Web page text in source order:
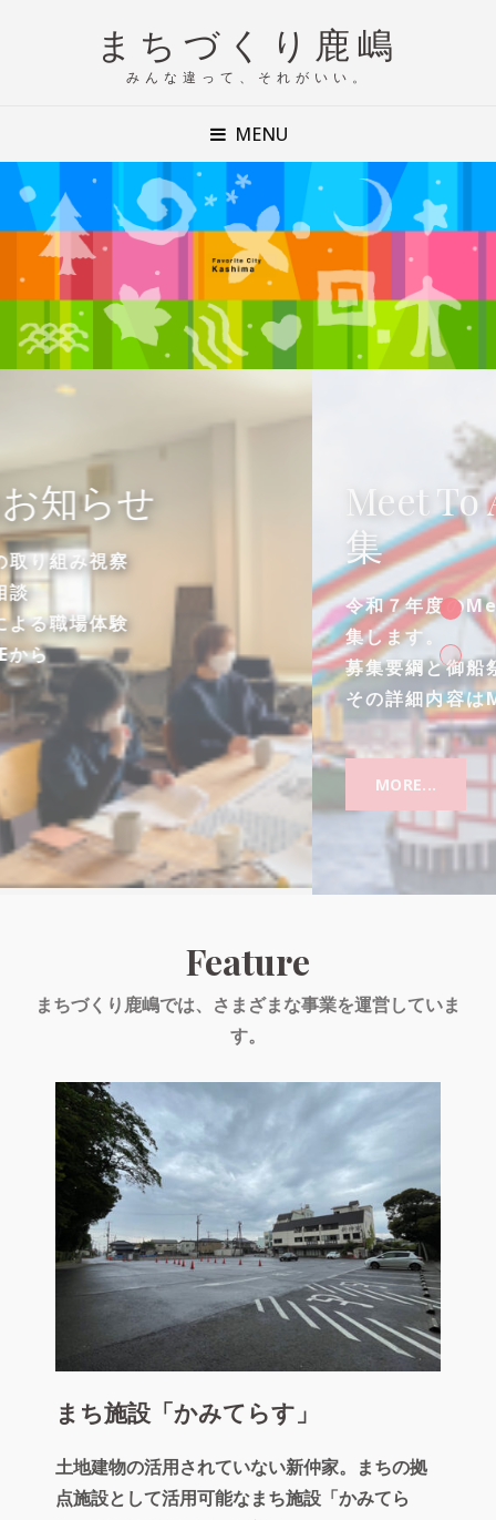
まちづくり鹿嶋
みんな違って、それがいい。
MENU
Meet To Art 「御船祭」募
集
令和７年度のMeet to Artは「御船祭」を募
集します。
募集要綱と御船祭絵について
その詳細内容はMOREから
MORE...
Feature
まちづくり鹿嶋では、さまざまな事業を運営していま
す。
まち施設「かみてらす」
土地建物の活用されていない新仲家。まちの拠
点施設として活用可能なまち施設「かみてら